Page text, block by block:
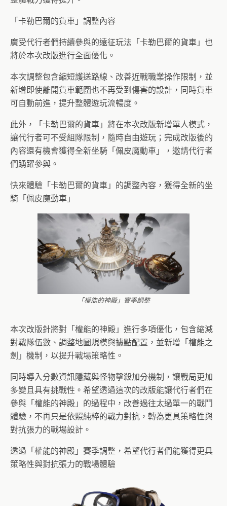
「卡勒巴爾的貨車」調整內容
廣受代行者們持續參與的遠征玩法「卡勒巴爾的貨車」也
將於本次改版進行全面優化。
本次調整包含縮短護送路線、改善近戰職業操作限制，並
新增即使離開貨車範圍也不再受到傷害的設計，同時貨車
可自動前進，提升整體遊玩流暢度。
此外，「卡勒巴爾的貨車」將在本次改版新增單人模式，
讓代行者可不受組隊限制，隨時自由遊玩；完成改版後的
內容還有機會獲得全新坐騎「佩皮魔動車」，邀請代行者
們踴躍參與。
快來體驗「卡勒巴爾的貨車」的調整內容，獲得全新的坐
騎「佩皮魔動車」
「權能的神殿」賽季調整
本次改版針將對「權能的神殿」進行多項優化，包含縮減
對戰隊伍數、調整地圖規模與據點配置，並新增「權能之
劍」機制，以提升戰場策略性。
同時導入分數資訊隱藏與怪物擊殺加分機制，讓戰局更加
多變且具有挑戰性。希望透過這次的改版能讓代行者們在
參與「權能的神殿」的過程中，改善過往太過單一的戰鬥
體驗，不再只是依照純粹的戰力對抗，轉為更具策略性與
對抗張力的戰場設計。
透過「權能的神殿」賽季調整，希望代行者們能獲得更具
策略性與對抗張力的戰場體驗